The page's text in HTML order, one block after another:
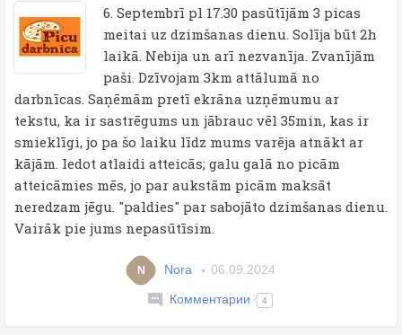
6. Septembrī pl 17.30 pasūtījām 3 picas
meitai uz dzimšanas dienu. Solīja būt 2h
laikā. Nebija un arī nezvanīja. Zvanījām
paši. Dzīvojam 3km attālumā no
darbnīcas. Saņēmām pretī ekrāna uzņēmumu ar
tekstu, ka ir sastrēgums un jābrauc vēl 35min, kas ir
smieklīgi, jo pa šo laiku līdz mums varēja atnākt ar
kājām. Iedot atlaidi atteicās; galu galā no picām
atteicāmies mēs, jo par aukstām picām maksāt
neredzam jēgu. "paldies" par sabojāto dzimšanas dienu.
Vairāk pie jums nepasūtīsim.
N Nora 06.09.2024
Комментарии 4